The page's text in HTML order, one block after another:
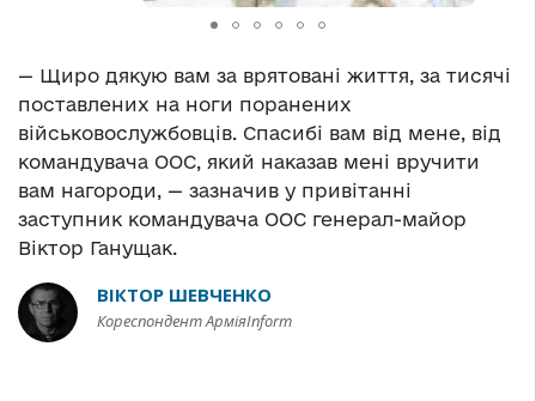
— Щиро дякую вам за врятовані життя, за тисячі
поставлених на ноги поранених
військовослужбовців. Спасибі вам від мене, від
командувача ООС, який наказав мені вручити
вам нагороди, — зазначив у привітанні
заступник командувача ООС генерал-майор
Віктор Ганущак.
ВІКТОР ШЕВЧЕНКО
Кореспондент АрміяInform